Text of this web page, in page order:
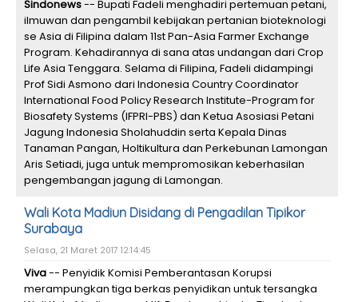
Sindonews-- Bupati Fadeli menghadiri pertemuan petani,
ilmuwan dan pengambil kebijakan pertanian bioteknologi
se Asia di Filipina dalam 11st Pan-Asia Farmer Exchange
Program. Kehadirannya di sana atas undangan dari Crop
Life Asia Tenggara. Selama di Filipina, Fadeli didampingi
Prof Sidi Asmono dari Indonesia Country Coordinator
International Food Policy Research Institute-Program for
Biosafety Systems (IFPRI-PBS) dan Ketua Asosiasi Petani
Jagung Indonesia Sholahuddin serta Kepala Dinas
Tanaman Pangan, Holtikultura dan Perkebunan Lamongan
Aris Setiadi, juga untuk mempromosikan keberhasilan
pengembangan jagung di Lamongan.
Wali Kota Madiun Disidang di Pengadilan Tipikor
Surabaya
Selasa, 21 Maret 2017 12:14:45
Viva-- Penyidik Komisi Pemberantasan Korupsi
merampungkan tiga berkas penyidikan untuk tersangka